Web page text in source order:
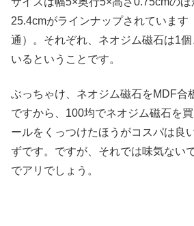
25.4cmがラインナップされています
通）。それぞれ、ネオジム磁石は1
いるということです。
ぶっちゃけ、ネオジム磁石をMDF合
ですから、100均でネオジム磁石を
ールをくっつけたほうがコスパは良
ずです。ですが、それでは味気ない
でアリでしょう。